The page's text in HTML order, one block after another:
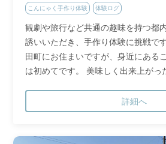
こんにゃく手作り体験 体験ログ
観劇や旅行など共通の趣味を持つ都
誘いいただき、手作り体験に挑戦で
田町にお住まいですが、身近にある
は初めてです。 美味しく出来上がっ
詳細へ